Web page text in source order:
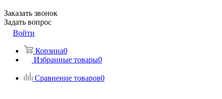
Заказать звонок
Задать вопрос
Войти
Корзина0
Избранные товары0
Сравнение товаров0